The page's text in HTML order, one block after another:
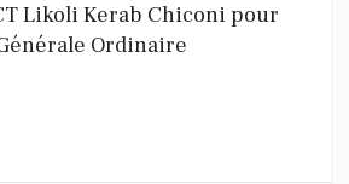
Likoli Kerab Chiconi pour
Ordinaire